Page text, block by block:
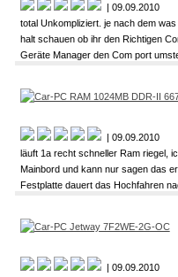
| 09.09.2010
total Unkompliziert. je nach dem
halt schauen ob ihr den Richtigen
Geräte Manager den Com port
| 09.09.2010
läuft 1a recht schneller Ram riegel,
Mainbord und kann nur sagen das
Festplatte dauert das Hochfahren
| 09.09.2010